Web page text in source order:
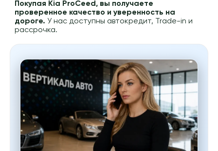
Покупая Kia ProCeed, вы получаете
проверенное качество и уверенность на
дороге. У нас доступны автокредит, Trade-in и
рассрочка.